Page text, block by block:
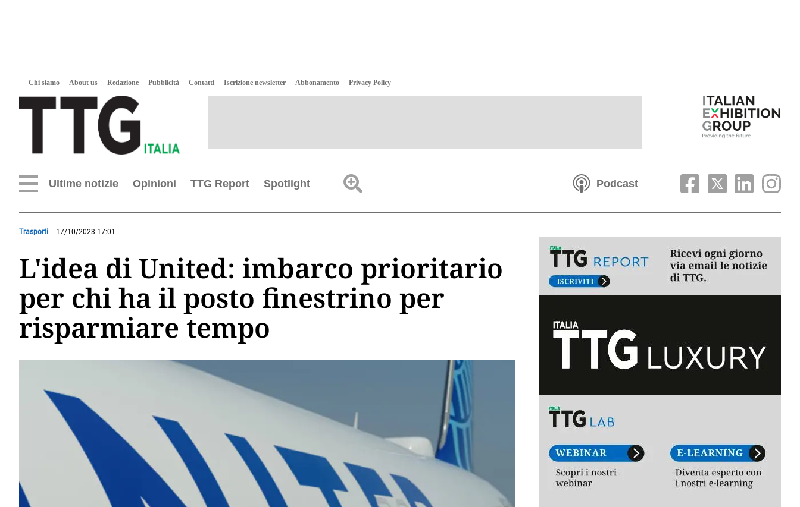
Chi siamo About us Redazione Pubblicità Contatti Iscrizione newsletter Abbonamento Privacy Policy
Ultime notizie Opinioni TTG Report Spotlight Podcast
Trasporti 17/10/2023 17:01
L'idea di United: imbarco prioritario
per chi ha il posto finestrino per
risparmiare tempo